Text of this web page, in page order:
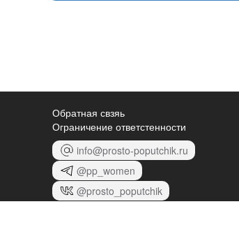
Обратная свзяь
Ограничение ответстенности
info@prosto-poputchik.ru
@pp_women
@prosto_poputchik